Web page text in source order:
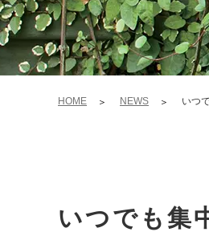
HOME NEWS いつ
いつでも集